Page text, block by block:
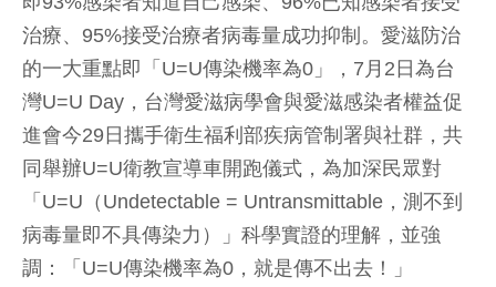
治療、95%接受治療者病毒量成功抑制。愛滋防治
的一大重點即「U=U傳染機率為0」，7月2日為台
灣U=U Day，台灣愛滋病學會與愛滋感染者權益促
進會今29日攜手衛生福利部疾病管制署與社群，共
同舉辦U=U衛教宣導車開跑儀式，為加深民眾對
「U=U（Undetectable = Untransmittable，測不到
病毒量即不具傳染力）」科學實證的理解，並強
調：「U=U傳染機率為0，就是傳不出去！」